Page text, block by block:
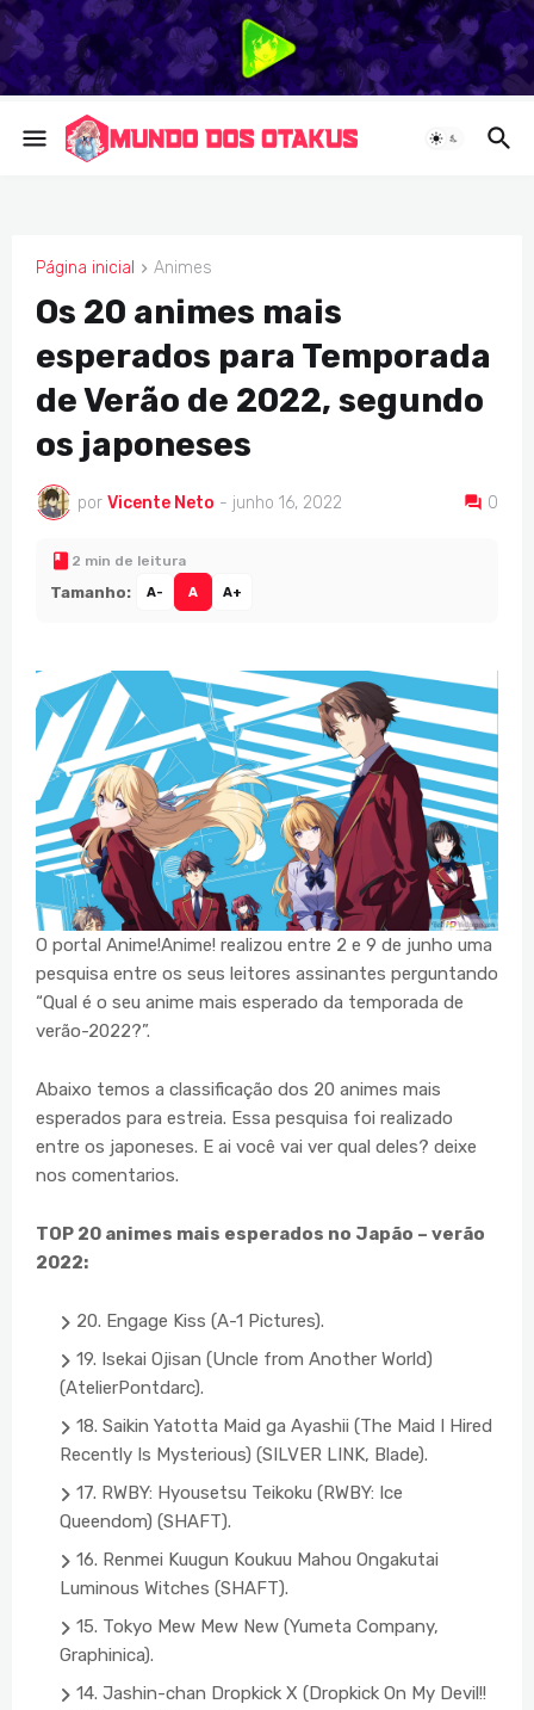
Página inicial Animes
ANIMES
Os 20 animes mais
esperados para Temporada
de Verão de 2022, segundo
os japoneses
por Vicente Neto - junho 16, 2022 0
2 min de leitura
Tamanho: A- A A+
O portal Anime!Anime! realizou entre 2 e 9 de junho uma
pesquisa entre os seus leitores assinantes perguntando
“Qual é o seu anime mais esperado da temporada de
verão-2022?”.
Abaixo temos a classificação dos 20 animes mais
esperados para estreia. Essa pesquisa foi realizado
entre os japoneses. E ai você vai ver qual deles? deixe
nos comentarios.
TOP 20 animes mais esperados no Japão – verão
2022:
20. Engage Kiss (A-1 Pictures).
19. Isekai Ojisan (Uncle from Another World)
(AtelierPontdarc).
18. Saikin Yatotta Maid ga Ayashii (The Maid I Hired
Recently Is Mysterious) (SILVER LINK, Blade).
17. RWBY: Hyousetsu Teikoku (RWBY: Ice
Queendom) (SHAFT).
16. Renmei Kuugun Koukuu Mahou Ongakutai
Luminous Witches (SHAFT).
15. Tokyo Mew Mew New (Yumeta Company,
Graphinica).
14. Jashin-chan Dropkick X (Dropkick On My Devil!!